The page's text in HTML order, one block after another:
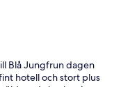
Blå Jungfrun dagen
hotell och stort plus